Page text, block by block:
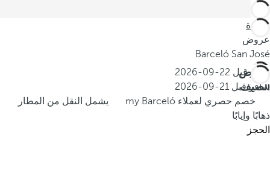
العودة
عروض
Barceló San José
عروض
الصيف
احجز قبل 22-09-2026
سافر قبل 21-09-2026
خصم حصري لعملاء my Barceló
يشمل النقل من المطار
ذهابًا وإيابًا
الحجز